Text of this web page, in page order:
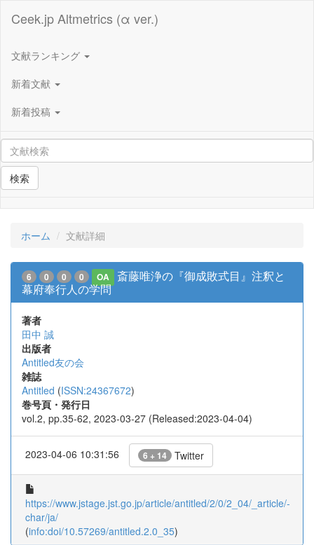
Ceek.jp Altmetrics (α ver.)
文献ランキング
新着文献
新着投稿
検索
ホーム 文献詳細
6 0 0 0 OA
斎藤唯浄の『御成敗式目』注釈と
幕府奉行人の学問
著者
田中 誠
出版者
Antitled友の会
雑誌
Antitled (ISSN:24367672)
巻号頁・発行日
vol.2, pp.35-62, 2023-03-27 (Released:2023-04-04)
2023-04-06 10:31:56 6 + 14 Twitter
https://www.jstage.jst.go.jp/article/antitled/2/0/2_04/_article/-
char/ja/
(info:doi/10.57269/antitled.2.0_35)